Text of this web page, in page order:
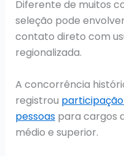
Diferente de muitos
seleção pode
contato direto com
regionalizada.
A concorrência
registrou participação
pessoaspara cargos
médio e superior.